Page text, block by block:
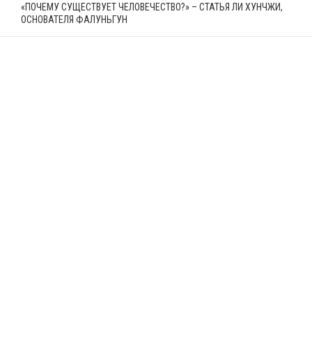
«ПОЧЕМУ СУЩЕСТВУЕТ ЧЕЛОВЕЧЕСТВО?» – СТАТЬЯ ЛИ ХУНЧЖИ,
ОСНОВАТЕЛЯ ФАЛУНЬГУН